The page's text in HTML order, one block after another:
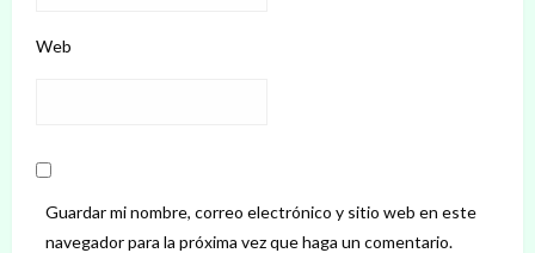
Web
Guardar mi nombre, correo electrónico y sitio web en este
navegador para la próxima vez que haga un comentario.